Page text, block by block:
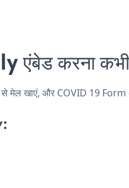
करना कभी
खाएं, और COVID 19 Form